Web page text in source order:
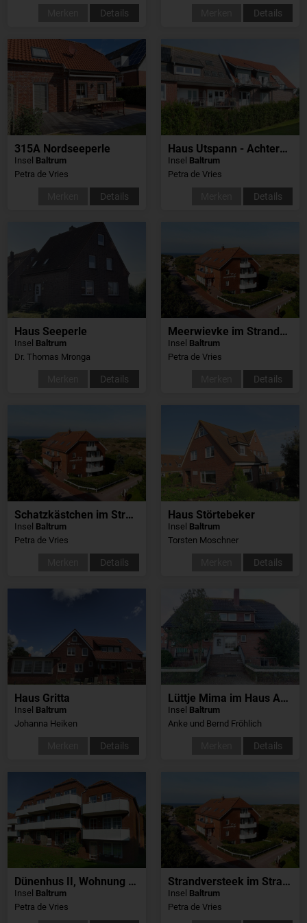
Details Details
315A Nordseeperle
Insel Baltrum
Petra de Vries
Details
Haus Utspann - Achtern Brack
Insel Baltrum
Petra de Vries
Details
Haus Seeperle
Insel Baltrum
Dr. Thomas Mronga
Details
Meerwievke im Strandschlösschen
Insel Baltrum
Petra de Vries
Details
Schatzkästchen im Strandschlösschen
Insel Baltrum
Petra de Vries
Details
Haus Störtebeker
Insel Baltrum
Torsten Moschner
Details
Haus Gritta
Insel Baltrum
Johanna Heiken
Details
Lüttje Mima im Haus Abert
Insel Baltrum
Anke und Bernd Fröhlich
Details
Dünenhus II, Wohnung 20
Insel Baltrum
Petra de Vries
Strandversteek im Strandschlösschen
Insel Baltrum
Petra de Vries